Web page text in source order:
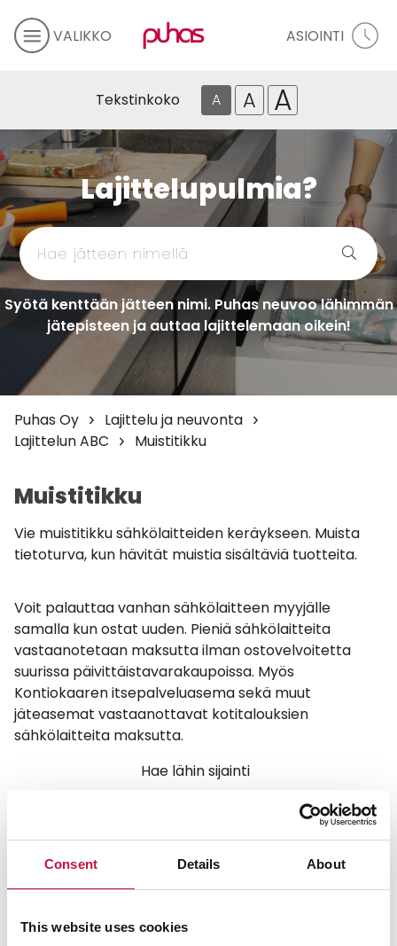
Consent Details About
This website uses cookies
VALIKKO ASIOINTI
Tekstinkoko A A A
Lajittelupulmia?
Syötä kenttään jätteen nimi. Puhas neuvoo lähimmän
jätepisteen ja auttaa lajittelemaan oikein!
Puhas Oy
Lajittelu ja neuvonta
Lajittelun ABC
Muistitikku
Muistitikku
Vie muistitikku sähkölaitteiden keräykseen. Muista
tietoturva, kun hävität muistia sisältäviä tuotteita.
Voit palauttaa vanhan sähkölaitteen myyjälle
samalla kun ostat uuden. Pieniä sähkölaitteita
vastaanotetaan maksutta ilman ostovelvoitetta
suurissa päivittäistavarakaupoissa. Myös
Kontiokaaren itsepalveluasema sekä muut
jäteasemat vastaanottavat kotitalouksien
sähkölaitteita maksutta.
Hae lähin sijainti
Sallievästeetnähdäksesi kartan.